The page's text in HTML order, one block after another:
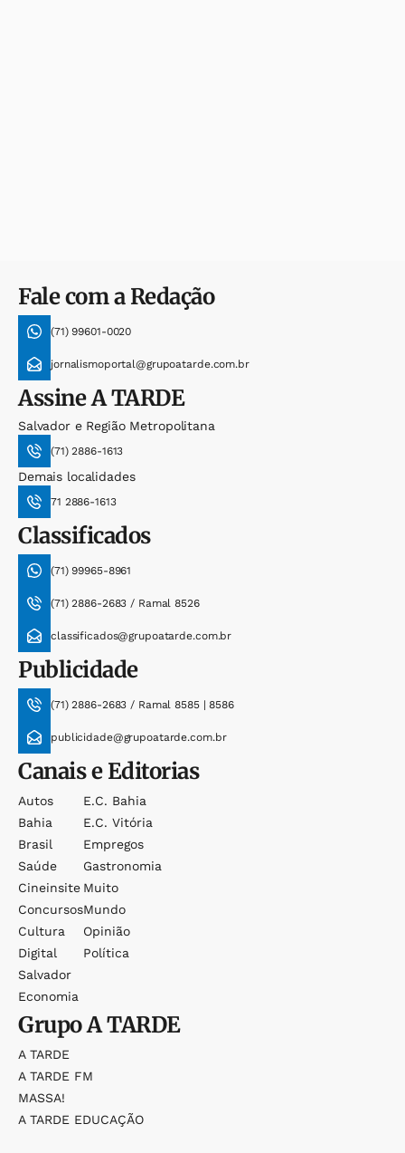
Fale com a Redação
(71) 99601-0020
jornalismoportal@grupoatarde.com.br
AssineA TARDE
Salvador e Região Metropolitana
(71) 2886-1613
Demais localidades
71 2886-1613
Classificados
(71) 99965-8961
(71) 2886-2683 / Ramal 8526
classificados@grupoatarde.com.br
Publicidade
(71) 2886-2683 / Ramal 8585 | 8586
publicidade@grupoatarde.com.br
Canais e Editorias
Autos
Bahia
Brasil
Saúde
Cineinsite
Concursos
Cultura
Digital
Salvador
Economia
E.c. Bahia
E.c. Vitória
Empregos
Gastronomia
Muito
Mundo
Opinião
Política
GrupoA TARDE
A TARDE
A TARDE FM
MASSA!
A TARDE EDUCAÇÃO